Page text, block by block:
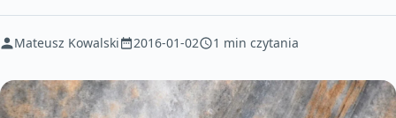
Mateusz Kowalski 2016-01-02 1 min czytania